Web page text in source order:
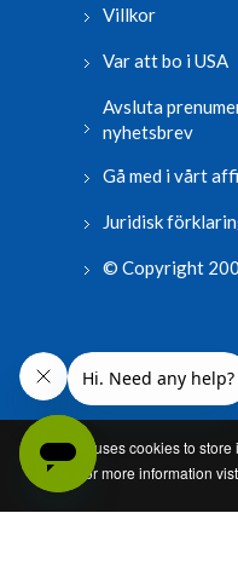
Villkor
Var att bo i USA
Avsluta
nyhetsbrev
Gå med i vårt
Juridisk
© Copyright
This site uses cookies to
used. For more information